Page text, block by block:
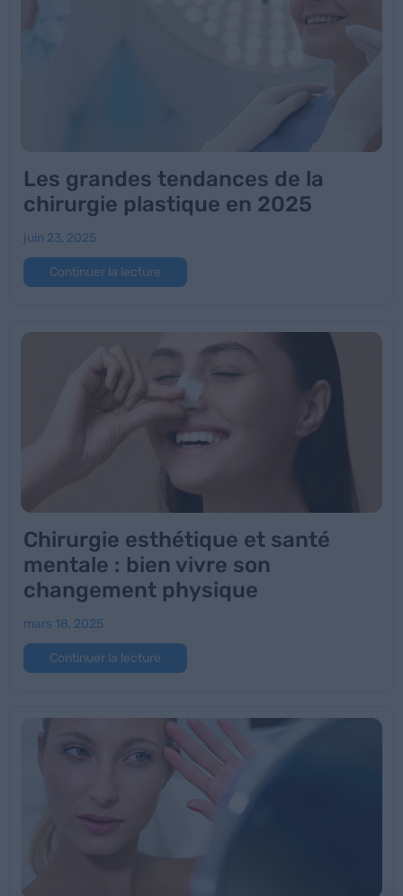
Les grandes tendances de la
chirurgie plastique en 2025
juin 23, 2025
Continuer la lecture
Chirurgie esthétique et santé
mentale : bien vivre son
changement physique
mars 18, 2025
Continuer la lecture